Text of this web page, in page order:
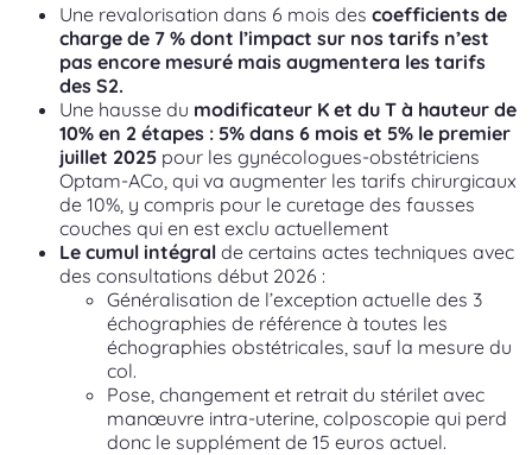
Une revalorisation dans 6 mois des coefficients de
charge de 7 % dont l’impact sur nos tarifs n’est
pas encore mesuré mais augmentera les tarifs
des S2.
Une hausse du modificateur K et du T à hauteur de
10% en 2 étapes : 5% dans 6 mois et 5% le premier
juillet 2025 pour les gynécologues-obstétriciens
Optam-ACo, qui va augmenter les tarifs chirurgicaux
de 10%, y compris pour le curetage des fausses
couches qui en est exclu actuellement
Le cumul intégral de certains actes techniques avec
des consultations début 2026 :
Généralisation de l’exception actuelle des 3
échographies de référence à toutes les
échographies obstétricales, sauf la mesure du
col.
Pose, changement et retrait du stérilet avec
manœuvre intra-uterine, colposcopie qui perd
donc le supplément de 15 euros actuel.